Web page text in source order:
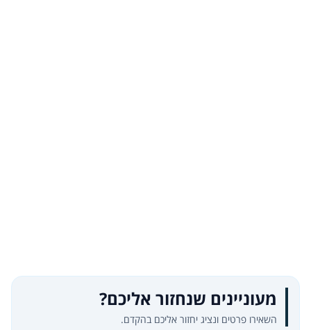
מעוניינים שנחזור אליכם?
השאירו פרטים ונציג יחזור אליכם בהקדם.